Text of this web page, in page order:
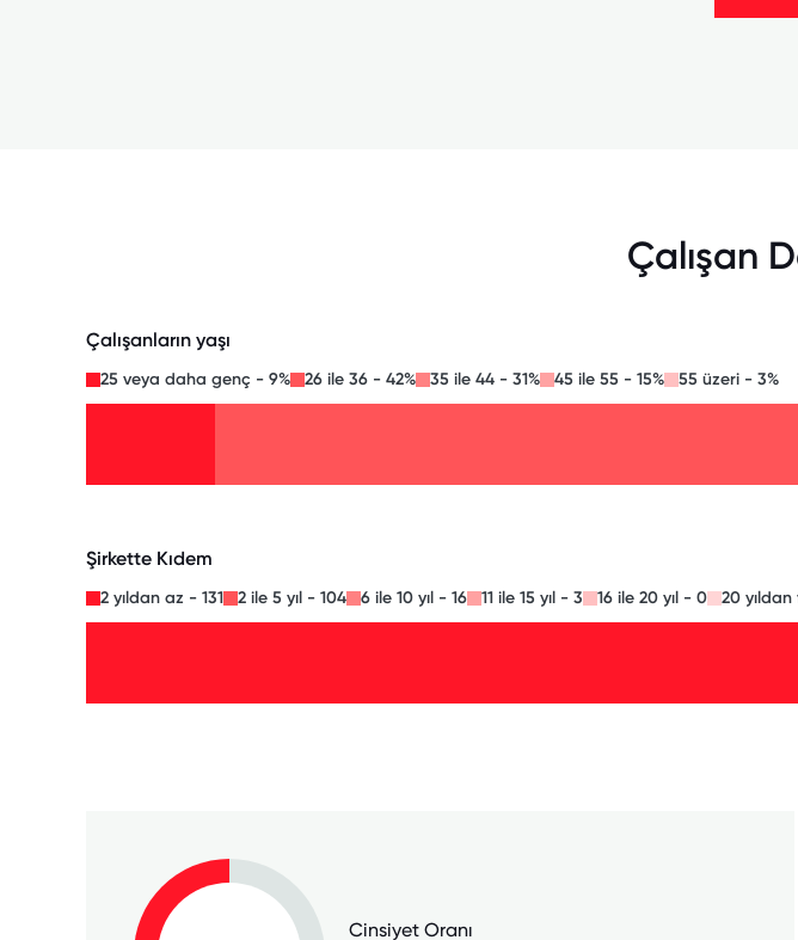
Çalışan
Çalışanların yaşı
25 veya daha genç - 9% 26 ile 36 - 42% 35 ile 44 - 31% 45 ile 55 - 15% 55 üzeri - 3%
Şirkette Kıdem
2 yıldan az - 131 2 ile 5 yıl - 104 6 ile 10 yıl - 16 11 ile 15 yıl - 3 16 ile 20 yıl - 0 20
Cinsiyet Oranı